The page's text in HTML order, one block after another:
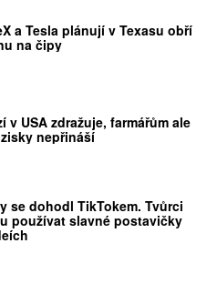
a Tesla plánují v Texasu obří
na čipy
v USA zdražuje, farmářům ale
nepřináší
se dohodl TikTokem. Tvůrci
používat slavné postavičky